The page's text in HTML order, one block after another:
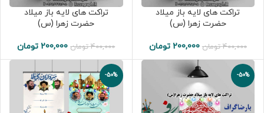
تراکت های لایه باز میلاد
حضرت زهرا (س)
400,000 تومان 200,000 تومان
تراکت های لایه باز میلاد
حضرت زهرا (س)
400,000 تومان 200,000 تومان
-50%
-50%